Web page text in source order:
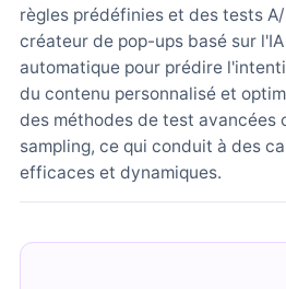
règles prédéfinies et des tests
créateur de pop-ups basé sur
automatique pour prédire
du contenu personnalisé et
des méthodes de test avancées
sampling, ce qui conduit à des
efficaces et dynamiques.